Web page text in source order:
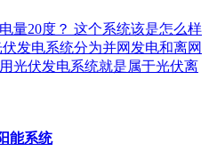
量20度？ 这个系统该是怎么样
发电系统分为并网发电和离网
光伏发电系统就是属于光伏离
能系统